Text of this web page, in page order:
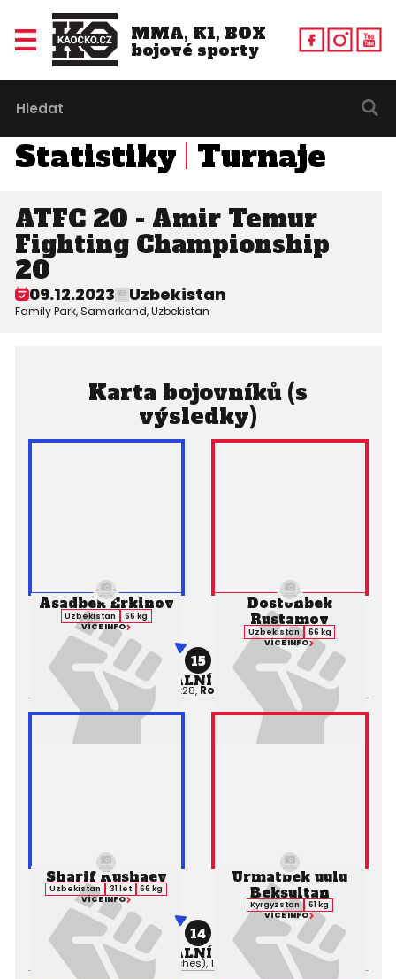
MMA, K1, BOX
bojové sporty
Statistiky Turnaje
ATFC 20 - Amir Temur
Fighting Championship
20
09.12.2023 Uzbekistan
Family Park, Samarkand, Uzbekistan
Karta bojovníků (s
výsledky)
Asadbek Erkinov
Uzbekistan
66 kg
VÍCE INFO
15
PROFESIONÁLNÍ ZÁPAS MMA
Výsledek: TKO, 2. kolo 3:28, Rozhodčí: Sarvar Shokirov
Dostonbek
Rustamov
Uzbekistan
66 kg
VÍCE INFO
Sharif Kushaev
Uzbekistan 31 let
66 kg
VÍCE INFO
14
PROFESIONÁLNÍ ZÁPAS MMA
Výsledek: TKO (Punches), 1. kolo 4:05, Rozhodčí:
Urmatbek uulu
Beksultan
Kyrgyzstan
61 kg
VÍCE INFO